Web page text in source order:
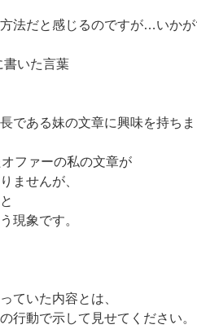
法だと感じるのですが…いか
書いた言葉
である妹の文章に興味を持ちま
ファーの私の文章が
ませんが、
現象です。
ていた内容とは、
行動で示して見せてください。